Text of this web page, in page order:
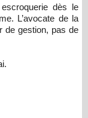
escroquerie dès le
L’avocate de la
de gestion, pas de